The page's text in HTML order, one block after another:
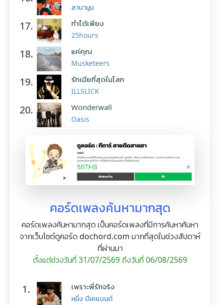
ลาบานูน
17. ทำได้เพียง
25hours
18. แค่คุณ
Musketeers
19. รักเมียที่สุดในโลก
ILLSLICK
20. Wonderwall
Oasis
คอร์ดเพลงค้นหามากสุด
คอร์ดเพลงค้นหามากสุด เป็นคอร์ดเพลงที่มีการค้นหาค้นหา
จากเว็บไซต์ดูคอร์ด dochord.com มากที่สุดในช่วงสัปดาห์
ที่ผ่านมา
ตั้งแต่ช่วงวันที่ 31/07/2569 ถึงวันที่ 06/08/2569
1. เพราะพี่รักจริง
หนึ่ง บีเคแบนด์